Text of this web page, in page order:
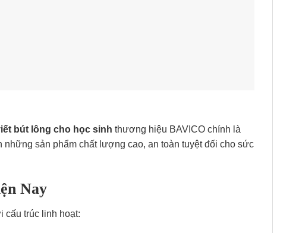
bút lông cho học sinh thương hiệu BAVICO chính là
sản phẩm chất lượng cao, an toàn tuyệt đối cho sức
Nay
cấu trúc linh hoạt: